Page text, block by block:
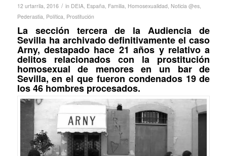
12 urtarrila, 2016 / in DEIA, España Familia Homosexualidad Noticia @es,
Pederastia Política Prostitución
La sección tercera de la Audiencia de
Sevilla ha archivado definitivamente el caso
Arny, destapado hace 21 años y relativo a
delitos relacionados con la prostitución
homosexual de menores en un bar de
Sevilla, en el que fueron condenados 19 de
los 46 hombres procesados.